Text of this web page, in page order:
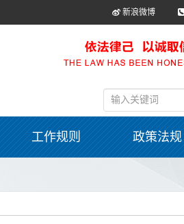
新浪微博
工作规则 政策法规